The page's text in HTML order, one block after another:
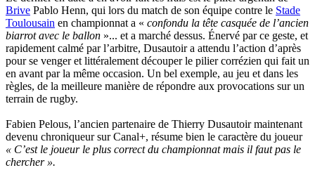
Brive Pablo Henn, qui lors du match de son équipe contre le Stade
Toulousain en championnat a « confondu la tête casquée de l’ancien
biarrot avec le ballon »... et a marché dessus. Énervé par ce geste, et
rapidement calmé par l’arbitre, Dusautoir a attendu l’action d’après
pour se venger et littéralement découper le pilier corrézien qui fait un
en avant par la même occasion. Un bel exemple, au jeu et dans les
règles, de la meilleure manière de répondre aux provocations sur un
terrain de rugby.
Fabien Pelous, l’ancien partenaire de Thierry Dusautoir maintenant
devenu chroniqueur sur Canal+, résume bien le caractère du joueur
« C’est le joueur le plus correct du championnat mais il faut pas le
chercher ».